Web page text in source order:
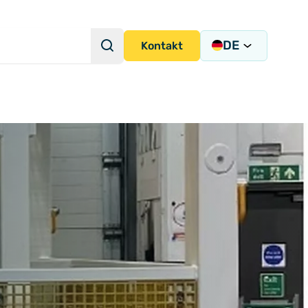
SucheKontakt DE
und -integration